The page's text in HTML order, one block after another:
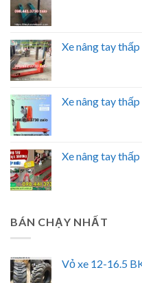
Xe nâng tay
Xe nâng tay
Xe nâng tay
BÁN CHẠY NHẤT
Vỏ xe 12-16.5